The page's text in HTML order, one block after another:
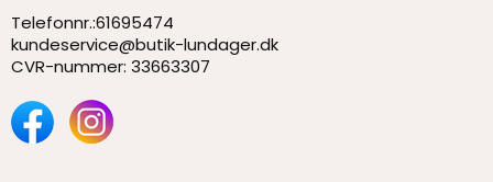
Telefonnr.:61695474
kundeservice@butik-lundager.dk
CVR-nummer: 33663307